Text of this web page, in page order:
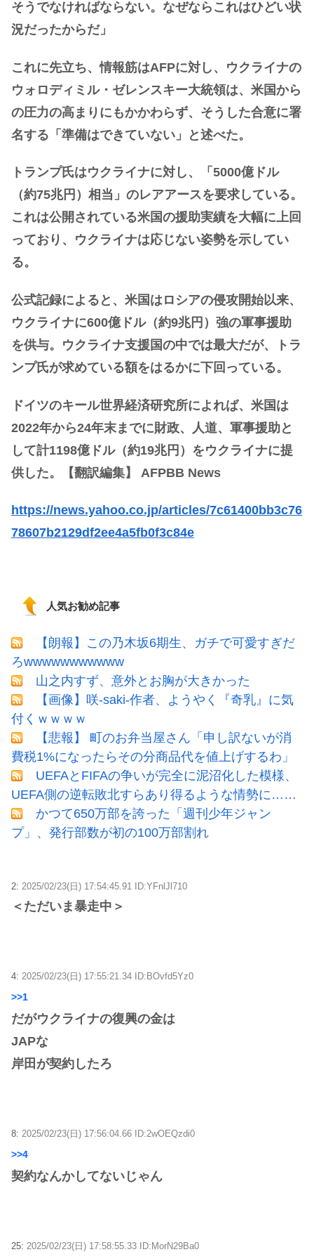
そうでなければならない。なぜならこれはひどい状
況だったからだ」
これに先立ち、情報筋はAFPに対し、ウクライナの
ウォロディミル・ゼレンスキー大統領は、米国から
の圧力の高まりにもかかわらず、そうした合意に署
名する「準備はできていない」と述べた。
トランプ氏はウクライナに対し、「5000億ドル
（約75兆円）相当」のレアアースを要求している。
これは公開されている米国の援助実績を大幅に上回
っており、ウクライナは応じない姿勢を示してい
る。
公式記録によると、米国はロシアの侵攻開始以来、
ウクライナに600億ドル（約9兆円）強の軍事援助
を供与。ウクライナ支援国の中では最大だが、トラ
ンプ氏が求めている額をはるかに下回っている。
ドイツのキール世界経済研究所によれば、米国は
2022年から24年末までに財政、人道、軍事援助と
して計1198億ドル（約19兆円）をウクライナに提
供した。【翻訳編集】 AFPBB News
https://news.yahoo.co.jp/articles/7c61400bb3c76
78607b2129df2ee4a5fb0f3c84e
人気お勧め記事
【朗報】この乃木坂6期生、ガチで可愛すぎだ
ろwwwwwwwwwww
山之内すず、意外とお胸が大きかった
【画像】咲-saki-作者、ようやく『奇乳』に気
付くｗｗｗｗ
【悲報】 町のお弁当屋さん「申し訳ないが消
費税1%になったらその分商品代を値上げするわ」
UEFAとFIFAの争いが完全に泥沼化した模様、
UEFA側の逆転敗北すらあり得るような情勢に……
かつて650万部を誇った「週刊少年ジャン
プ」、発行部数が初の100万部割れ
2: 2025/02/23(日) 17:54:45.91 ID:YFnlJl710
＜ただいま暴走中＞
4: 2025/02/23(日) 17:55:21.34 ID:BOvfd5Yz0
>>1
だがウクライナの復興の金は
JAPな
岸田が契約したろ
8: 2025/02/23(日) 17:56:04.66 ID:2wOEQzdi0
>>4
契約なんかしてないじゃん
25: 2025/02/23(日) 17:58:55.33 ID:MorN29Ba0